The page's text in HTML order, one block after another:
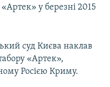
«Артек» у березні 2015
суд Києва наклав
«Артек»,
Росією Криму.